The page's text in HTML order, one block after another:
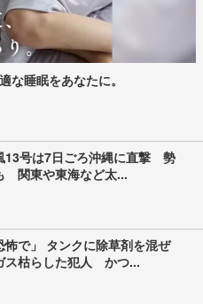
な睡眠をあなたに。
13号は7日ごろ沖縄に直撃 勢
関東や東海など太...
怖で」 タンクに除草剤を混ぜ
ス枯らした犯人 かつ...